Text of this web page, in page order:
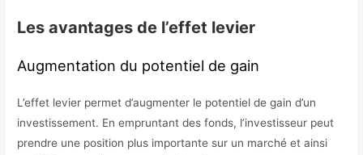
Les avantages de l’effet levier
Augmentation du potentiel de gain
L’effet levier permet d’augmenter le potentiel de gain d’un
investissement. En empruntant des fonds, l’investisseur peut
prendre une position plus importante sur un marché et ainsi